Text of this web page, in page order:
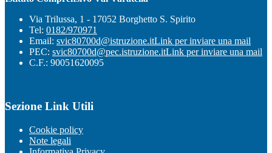
Via Trilussa, 1 - 17052 Borghetto S. Spirito
Tel: 0182/970971
Email: svic80700d@istruzione.itLink per inviare una mail
PEC: svic80700d@pec.istruzione.itLink per inviare una mail
C.F.: 90051620095
Sezione Link Utili
Cookie policy
Note legali